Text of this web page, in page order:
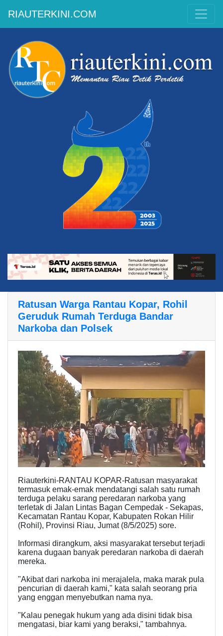
RIAUTERKINI.COM
Ratusan Warga Rantau Kopar, Rohil
Geruduk Rumah Terduga Bandar
Narkoba dan Polsek
Riauterkini-RANTAU KOPAR-Ratusan masyarakat
termasuk emak-emak mendatangi salah satu rumah
terduga pelaku sarang peredaran narkoba yang
terletak di Jalan Lintas Bagan Cempedak - Sekapas,
Kecamatan Rantau Kopar, Kabupaten Rokan Hilir
(Rohil), Provinsi Riau, Jumat (8/5/2025) sore.
Informasi dirangkum, aksi masyarakat tersebut terjadi
karena dugaan banyak peredaran narkoba di daerah
mereka.
"Akibat dari narkoba ini merajalela, maka marak pula
pencurian di daerah kami," kata salah seorang pria
yang enggan menyebutkan nama nya.
"Kalau penegak hukum yang ada disini tidak bisa
mengatasi, biar kami yang beraksi," tambahnya.